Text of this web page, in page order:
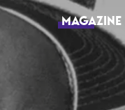
MAGAZINE